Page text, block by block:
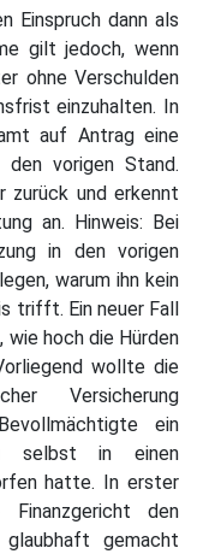
Einspruch dann als
gilt jedoch, wenn
ohne Verschulden
einzuhalten. In
auf Antrag eine
den vorigen Stand.
zurück und erkennt
an. Hinweis: Bei
in den vorigen
warum ihn kein
trifft. Ein neuer Fall
wie hoch die Hürden
wollte die
Versicherung
ein
selbst in einen
hatte. In erster
den
gemacht